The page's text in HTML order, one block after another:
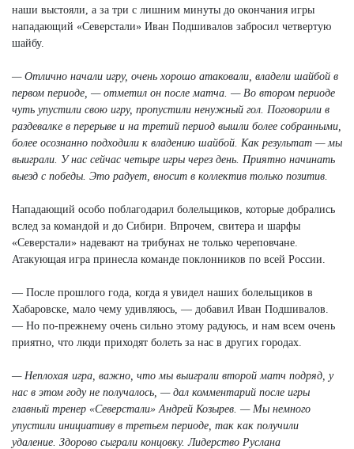
наши выстояли, а за три с лишним минуты до окончания игры
нападающий «Северстали» Иван Подшивалов забросил четвертую
шайбу.
— Отлично начали игру, очень хорошо атаковали, владели шайбой в
первом периоде, — отметил он после матча. — Во втором периоде
чуть упустили свою игру, пропустили ненужный гол. Поговорили в
раздевалке в перерыве и на третий период вышли более собранными,
более осознанно подходили к владению шайбой. Как результат — мы
выиграли. У нас сейчас четыре игры через день. Приятно начинать
выезд с победы. Это радует, вносит в коллектив только позитив.
Нападающий особо поблагодарил болельщиков, которые добрались
вслед за командой и до Сибири. Впрочем, свитера и шарфы
«Северстали» надевают на трибунах не только череповчане.
Атакующая игра принесла команде поклонников по всей России.
— После прошлого года, когда я увидел наших болельщиков в
Хабаровске, мало чему удивляюсь, — добавил Иван Подшивалов.
— Но по-прежнему очень сильно этому радуюсь, и нам всем очень
приятно, что люди приходят болеть за нас в других городах.
— Неплохая игра, важно, что мы выиграли второй матч подряд, у
нас в этом году не получалось, — дал комментарий после игры
главный тренер «Северстали» Андрей Козырев. — Мы немного
упустили инициативу в третьем периоде, так как получили
удаление. Здорово сыграли концовку. Лидерство Руслана